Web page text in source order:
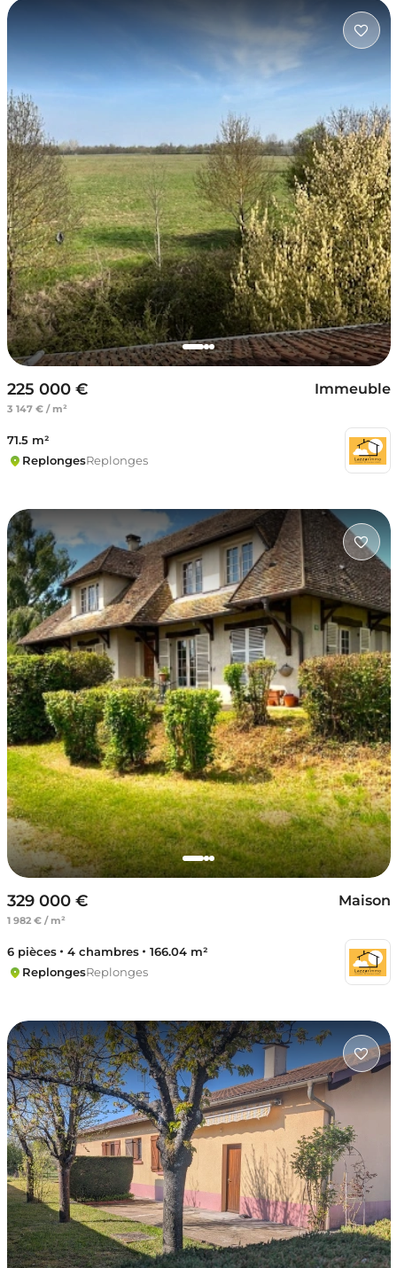
225 000 €
3 147 € / m²
Immeuble
71.5 m²
ReplongesReplonges
329 000 €
1 982 € / m²
Maison
6 pièces 4 chambres
166.04 m²
ReplongesReplonges